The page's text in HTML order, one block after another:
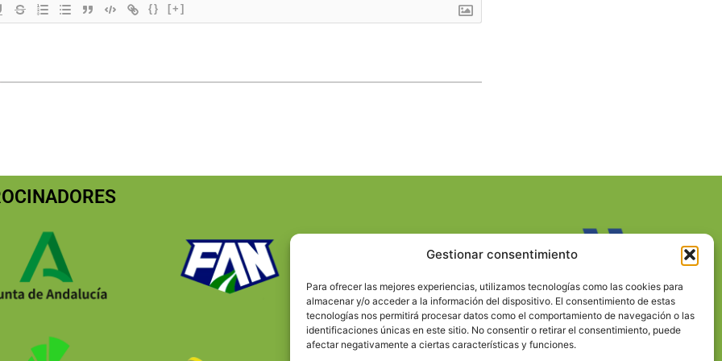
Gestionar consentimiento
Para ofrecer las mejores experiencias, utilizamos tecnologías como las cookies para
almacenar y/o acceder a la información del dispositivo. El consentimiento de estas
tecnologías nos permitirá procesar datos como el comportamiento de navegación o las
identificaciones únicas en este sitio. No consentir o retirar el consentimiento, puede
afectar negativamente a ciertas características y funciones.
{} [+]